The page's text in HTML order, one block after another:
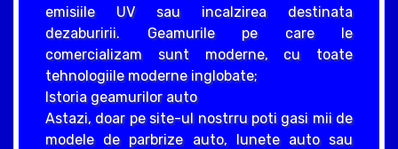
emisiile UV sau incalzirea destinata
dezaburirii. Geamurile pe care le
comercializam sunt moderne, cu toate
tehnologiile moderne inglobate;
Istoria geamurilor auto
Astazi, doar pe site-ul nostrru poti gasi mii de
modele de parbrize auto, lunete auto sau